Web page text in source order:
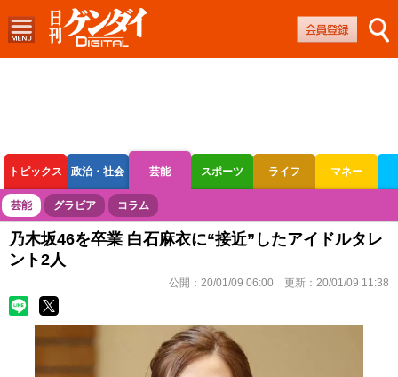
トピックス 政治・社会 芸能 スポーツ ライフ マネー
ボートレース 競輪 オートレース
芸能 グラビア コラム
乃木坂46を卒業 白石麻衣に“接近”したアイドルタレ
ント2人
公開： 20/01/09 06:00 更新： 20/01/09 11:38